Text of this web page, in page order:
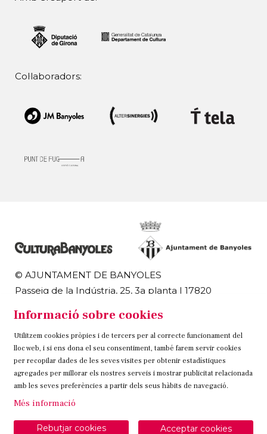
Col·laboradors:
© AJUNTAMENT DE BANYOLES
Passeig de la Indústria, 25, 3a planta | 17820
972 58 18 48 | 972 57 00 50
Sitemap Avís Legal Ús de Cookies Contacteu
Link a instagram
Link a twitter
Link a facebook
Informació sobre cookies
Utilitzem cookies pròpies i de tercers per al correcte funcionament del
lloc web, i si ens dona el seu consentiment, també farem servir cookies
per recopilar dades de les seves visites per obtenir estadístiques
agregades per millorar els nostres serveis i mostrar publicitat relacionada
amb les seves preferències a partir dels seus hàbits de navegació.
Més informació
Acceptar cookies
Rebutjar cookies